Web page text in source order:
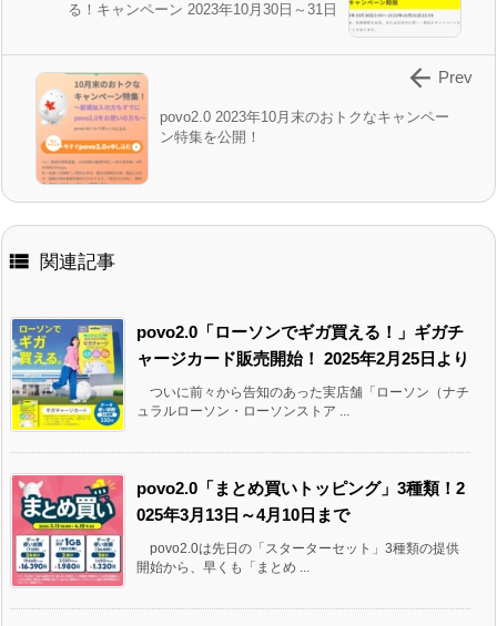
る！キャンペーン 2023年10月30日～31日
povo2.0 2023年10月末のおトクなキャンペー
ン特集を公開！
 Prev
 関連記事
povo2.0「ローソンでギガ買える！」ギガチ
ャージカード販売開始！ 2025年2月25日より
ついに前々から告知のあった実店舗「ローソン（ナチ
ュラルローソン・ローソンストア ...
povo2.0「まとめ買いトッピング」3種類！2
025年3月13日～4月10日まで
povo2.0は先日の「スターターセット」3種類の提供
開始から、早くも「まとめ ...